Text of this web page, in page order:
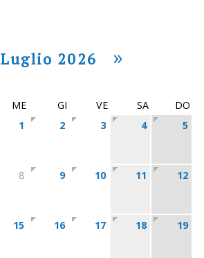
Luglio 2026 »
ME GI VE SA
DO
1
2 3 4 5
8 9 10 11 12
15 16 17 18 19